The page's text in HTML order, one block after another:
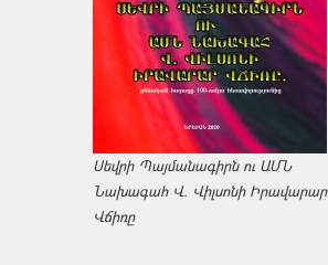
Սեվրի Պայմանագիրն ու ԱՄՆ
Նախագահ Վ. Վիլսոնի Իրավարար
Վճիռը